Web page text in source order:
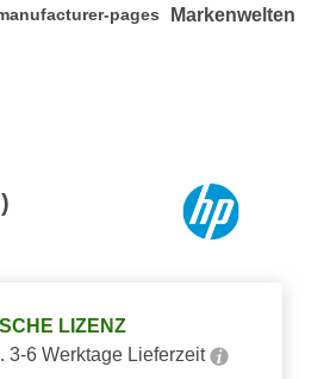
Markenwelten
LIZENZ
3-6 Werktage Lieferzeit